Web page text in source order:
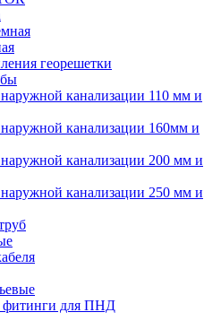
георешетки
канализации 110 мм и
канализации 160мм и
канализации 200 мм и
канализации 250 мм и
фитинги для ПНД